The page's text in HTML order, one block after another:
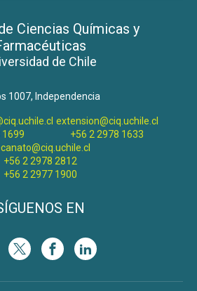
Ciencias Químicas y
de Chile
1007, Independencia
1699
extension@ciq.uchile.cl
+56 2 2978 1633
+56 2 2978 2812
+56 2 2977 1900
EN